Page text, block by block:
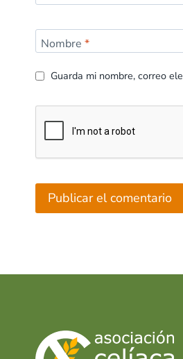
Nombre *
Guarda mi nombre, correo